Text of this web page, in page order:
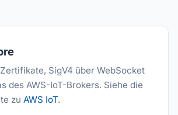
SigV4 über WebSocket
des AWS-IoT-Brokers. Siehe die
zu AWS IoT.